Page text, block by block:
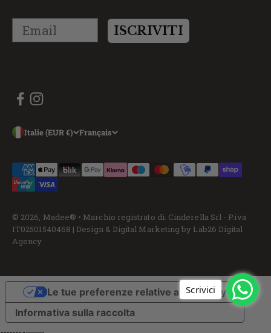
Email ISCRIVITI
Italie (EUR €) Français
© 2026, Madee® • Marchio registrato di: Cinderella Srl - P.iva
IT02501540468 | Design & Digital Marketing by Lab26 Digital
Agency
Informativa sulla raccolta
Le tue preferenze relative alla privacy
Scrivici